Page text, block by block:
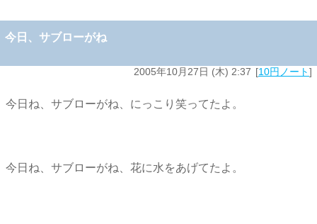
今日、サブローがね
2005年10月27日 (木) 2:37 10円ノート
今日ね、サブローがね、にっこり笑ってたよ。
今日ね、サブローがね、花に水をあげてたよ。